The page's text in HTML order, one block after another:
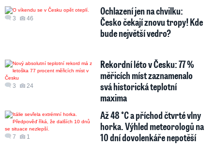
3 46
Ochlazení jen na chvilku:
Česko čekají znovu tropy! Kde
bude největší vedro?
3 24
Rekordní léto v Česku: 77 %
měřicích míst zaznamenalo
svá historická teplotní
maxima
7 1
Až 48 °C a příchod čtvrté vlny
horka. Výhled meteorologů na
10 dní dovolenkáře nepotěší